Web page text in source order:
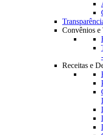
Convênios e
Receitas e